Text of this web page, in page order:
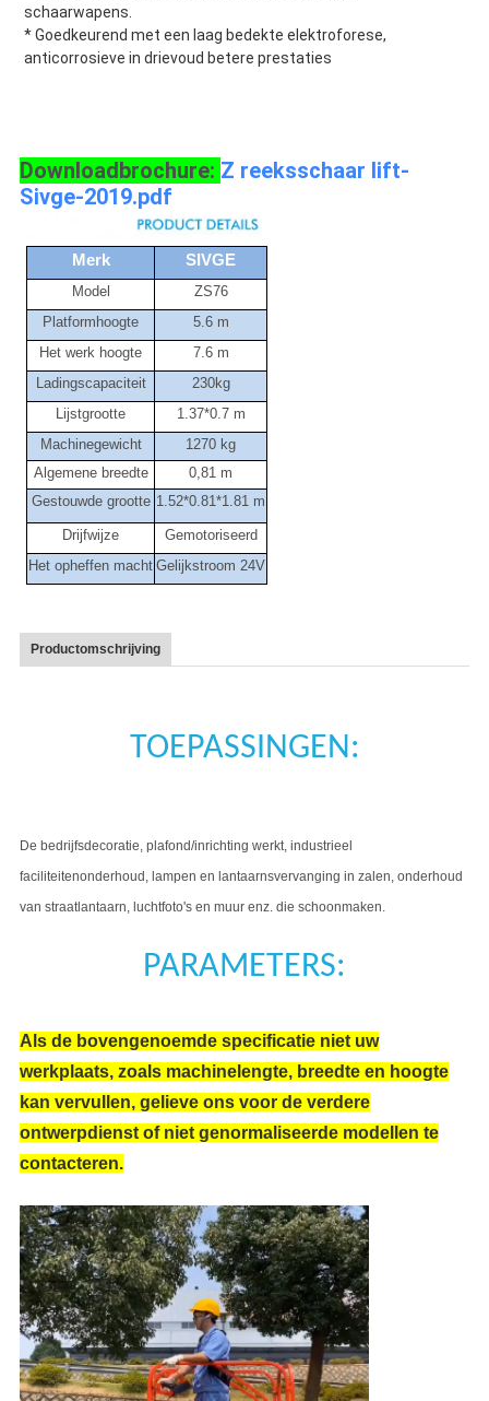
schaarwapens.
* Goedkeurend met een laag bedekte elektroforese,
anticorrosieve in drievoud betere prestaties
Downloadbrochure: Z reeksschaar lift-
Sivge-2019.pdf
Merk SIVGE
Model
ZS76
Platformhoogte
5.6 m
Het werk hoogte
7.6 m
Ladingscapaciteit
230kg
Lijstgrootte
1.37*0.7 m
Machinegewicht
1270 kg
Algemene breedte
0,81 m
Gestouwde grootte 1.52*0.81*1.81 m
Drijfwijze
Gemotoriseerd
Het opheffen macht Gelijkstroom 24V
Productomschrijving
TOEPASSINGEN:
De bedrijfsdecoratie, plafond/inrichting werkt, industrieel
faciliteitenonderhoud, lampen en lantaarnsvervanging in zalen, onderhoud
van straatlantaarn, luchtfoto's en muur enz. die schoonmaken.
PARAMETERS:
Als de bovengenoemde specificatie niet uw
werkplaats, zoals machinelengte, breedte en hoogte
kan vervullen, gelieve ons voor de verdere
ontwerpdienst of niet genormaliseerde modellen te
contacteren.